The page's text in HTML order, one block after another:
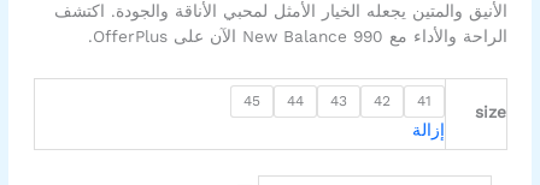
الأنيق والمتين يجعله الخيار الأمثل لمحبي الأناقة والجودة. اكتشف
الراحة والأداء مع New Balance 990 الآن على OfferPlus.
size
41
42
43
44
45
إزالة